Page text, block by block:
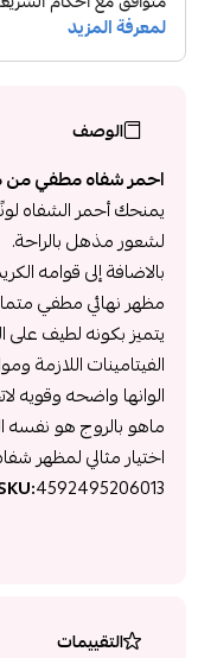
الوصف
احمر شفاه مطفي من
يمنحك أحمر الشفاه
لشعور مذهل بالراحة.
بالاضافة إلى قوامه
مظهر نهائي مطفي
يتميز بكونه لطيف على
الفيتامينات اللازمة
الوانها واضحه وقويه
ماهو بالروج هو نفسه
اختيار مثالي لمظهر
4592495206013
التقييمات